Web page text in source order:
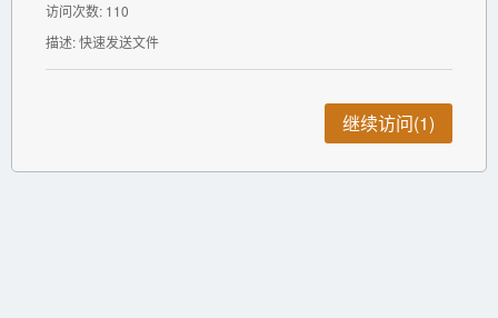
访问次数: 110
描述: 快速发送文件
继续访问(1)